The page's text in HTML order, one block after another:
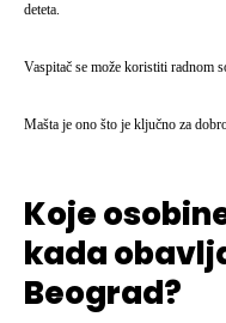
deteta.
Vaspitač se može koristiti radnom
Mašta je ono što je ključno za
Koje
kada
Beograd?